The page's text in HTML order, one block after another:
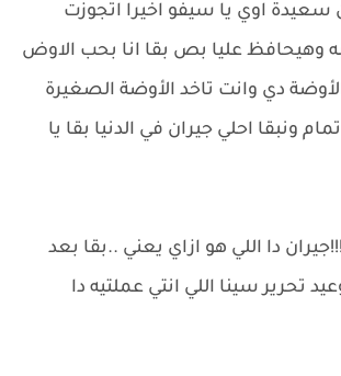
سعيدة اوي يا سيفو اخيرا اتجوزت
وهيحافظ عليا بص بقا انا بحب الاوض
الأوضة دي وانت تاخد الأوضة الصغيرة
ونبقا احلي جيران في الدنيا بقا يا
دا اللي هو ازاي يعني ..بقا بعد
تحرير سينا اللي انتي عملتيه دا